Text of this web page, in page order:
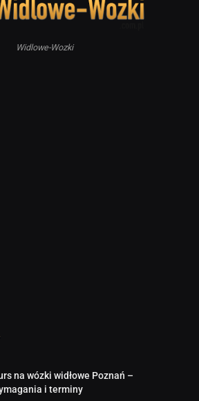
Widlowe-Wozki
na wózki widłowe Poznań –
i terminy